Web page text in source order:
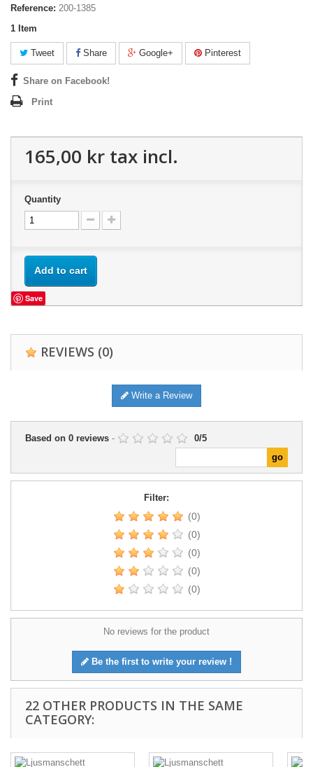
Reference: 200-1385
1 Item
Tweet Share Google+ Pinterest
Share on Facebook!
Print
165,00 kr tax incl.
Quantity
Add to cart
Save
REVIEWS (0)
Write a Review
Based on 0 reviews - 0/5
Filter:
(0)
(0)
(0)
(0)
(0)
No reviews for the product
Be the first to write your review !
22 OTHER PRODUCTS IN THE SAME
CATEGORY: